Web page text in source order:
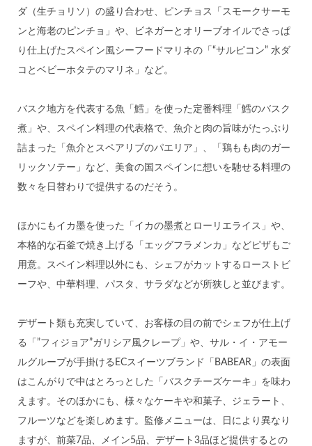
ダ（生チョリソ）の盛り合わせ、ピンチョス「スモークサーモ
ンと海老のピンチョ」や、ビネガーとオリーブオイルでさっぱ
り仕上げたスペイン風シーフードマリネの「“サルピコン” 水ダ
コとベビーホタテのマリネ」など。
バスク地方を代表する魚「鱈」を使った定番料理「鱈のバスク
煮」や、スペイン料理の代表格で、魚介と肉の旨味がたっぷり
詰まった「魚介とスペアリブのパエリア」、「鶏もも肉のガー
リックソテー」など、美食の国スペインに想いを馳せる料理の
数々を日替わりで提供するのだそう。
ほかにもイカ墨を使った「イカの墨煮とローリエライス」や、
本格的な石釜で焼き上げる「エッグフラメンカ」などピザもご
用意。スペイン料理以外にも、シェフがカットするローストビ
ーフや、中華料理、パスタ、サラダなどが所狭しと並びます。
デザート類も充実していて、お客様の目の前でシェフが仕上げ
る「”フィジョア”ガリシア風クレープ」や、サル・イ・アモー
ルグループが手掛けるECスイーツブランド「BABEAR」の表面
はこんがりで中はとろっとした「バスクチーズケーキ」を味わ
えます。そのほかにも、様々なケーキや和菓子、ジェラート、
フルーツなどを楽しめます。監修メニューは、日により異なり
ますが、前菜7品、メイン5品、デザート3品ほど提供するとの